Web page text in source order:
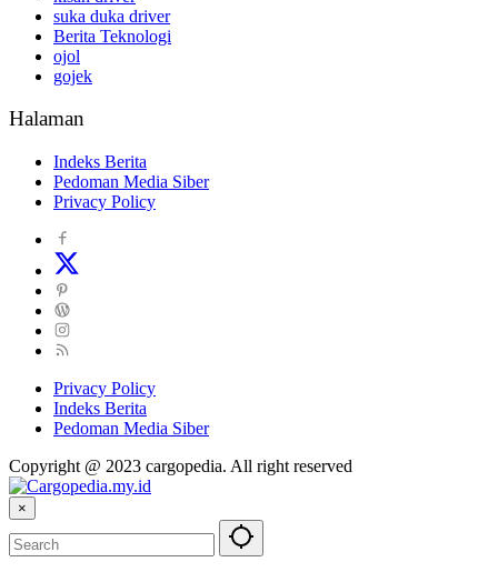
suka duka driver
Berita Teknologi
ojol
gojek
Halaman
Indeks Berita
Pedoman Media Siber
Privacy Policy
Privacy Policy
Indeks Berita
Pedoman Media Siber
Copyright @ 2023 cargopedia. All right reserved
×